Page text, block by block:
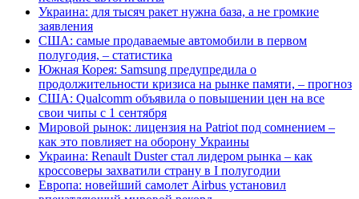
Украина: для тысяч ракет нужна база, а не громкие
заявления
США: самые продаваемые автомобили в первом
полугодия, – статистика
Южная Корея: Samsung предупредила о
продолжительности кризиса на рынке памяти, – прогноз
США: Qualcomm объявила о повышении цен на все
свои чипы с 1 сентября
Мировой рынок: лицензия на Patriot под сомнением –
как это повлияет на оборону Украины
Украина: Renault Duster стал лидером рынка – как
кроссоверы захватили страну в I полугодии
Европа: новейший самолет Airbus установил